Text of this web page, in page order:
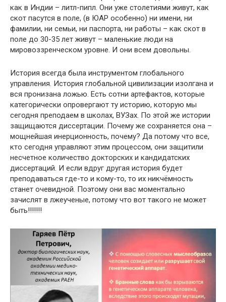
как в Индии – литл-пипл. Они уже столетиями живут, как
скот пасутся в поле, (в ЮАР особенно) ни имени, ни
фамилии, ни семьи, ни паспорта, ни работы – как скот в
поле до 30-35 лет живут – маленькие люди на
мировоззренческом уровне. И они всем довольны.
История всегда была инструментом глобального
управления. История глобальной цивилизации изолгана и
вся пронизана ложью. Есть сотни артефактов, которые
категорически опровергают ту историю, которую мы
сегодня преподаем в школах, ВУЗах. По этой же истории
защищаются диссертации. Почему же сохраняется она –
мощнейшая инерционность, почему? Да потому что все,
кто сегодня управляют этим процессом, они защитили
несчетное количество докторских и кандидатских
диссертаций. И если вдруг другая история будет
преподаваться где-то и кому-то, то их никчёмность
станет очевидной. Поэтому они вас моментально
зачислят в лжеученые, потому что вот такого не может
быть!!!!!!!